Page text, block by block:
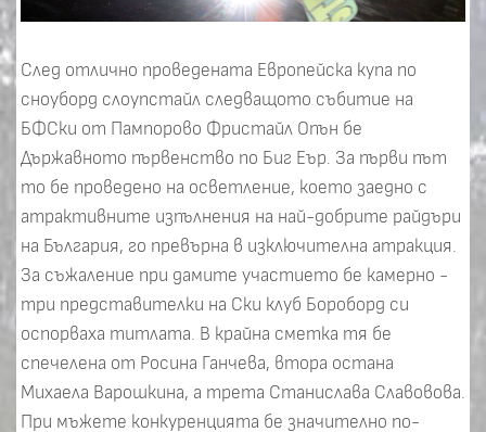
След отлично проведената Европейска купа по
сноуборд слоупстайл следващото събитие на
БФСки от Пампорово Фристайл Опън бе
Държавното първенство по Биг Еър. За първи път
то бе проведено на осветление, което заедно с
атрактивните изпълнения на най-добрите райдъри
на България, го превърна в изключителна атракция.
За съжаление при дамите участието бе камерно -
три представителки на Ски клуб Бороборд си
оспорваха титлата. В крайна сметка тя бе
спечелена от Росина Ганчева, втора остана
Михаела Варошкина, а трета Станислава Славовова.
При мъжете конкуренцията бе значително по-